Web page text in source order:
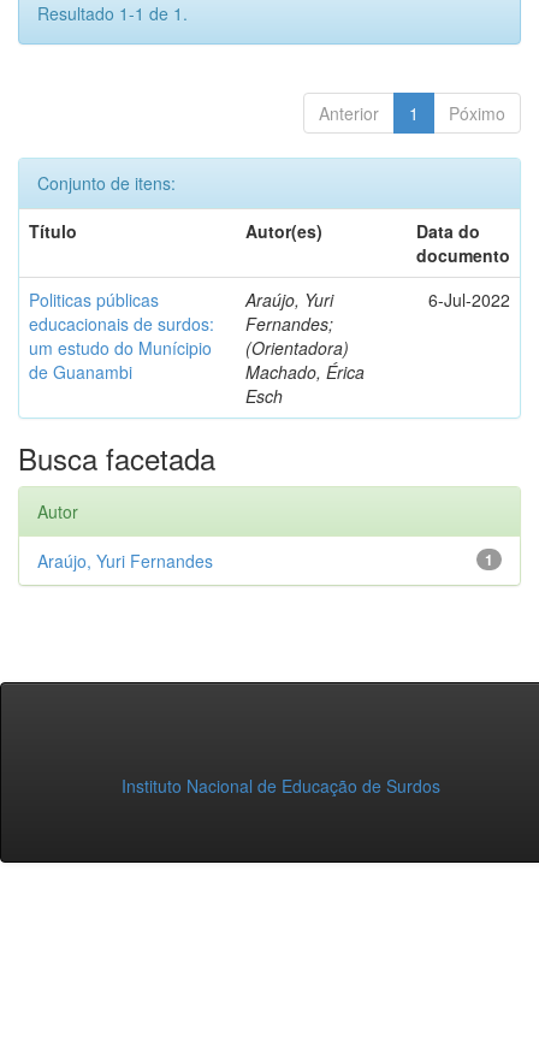
Resultado 1-1 de 1.
Anterior 1 Póximo
Conjunto de itens:
Título
Autor(es)
Data do
documento
Politicas públicas
educacionais de surdos:
um estudo do Munícipio
de Guanambi
Araújo, Yuri
Fernandes;
(Orientadora)
Machado, Érica
Esch
6-Jul-2022
Busca facetada
Autor
1
Araújo, Yuri Fernandes
Instituto Nacional de Educação de Surdos